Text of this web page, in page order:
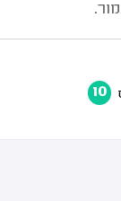
10